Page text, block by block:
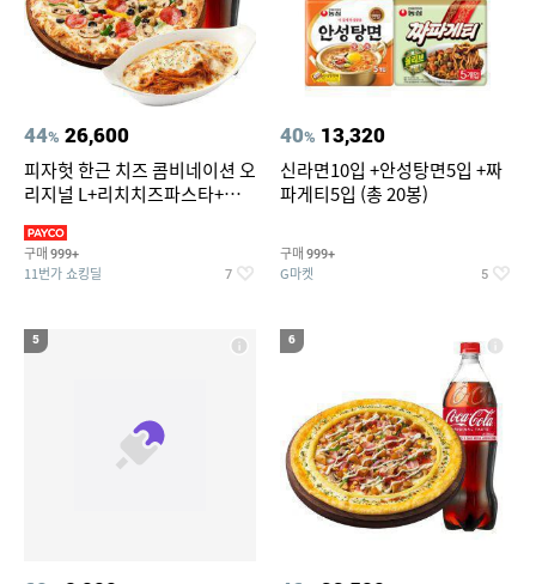
44% 26,600
피자헛 한근 치즈 콤비네이션 오
리지널 L+리치치즈파스타+콜
구매 999+
11번가 쇼킹딜 7
40% 13,320
신라면10입 +안성탕면5입 +짜
파게티5입 (총 20봉)
구매 999+
G마켓 5
5 6